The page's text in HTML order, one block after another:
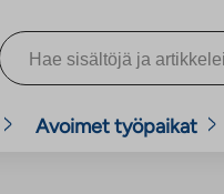
Avoimet työpaikat